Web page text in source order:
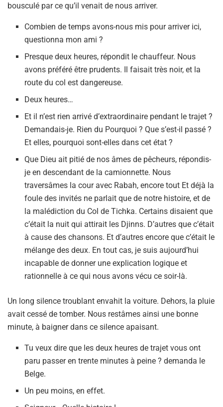
bousculé par ce qu’il venait de nous arriver.
Combien de temps avons-nous mis pour arriver ici,
questionna mon ami ?
Presque deux heures, répondit le chauffeur. Nous
avons préféré être prudents. Il faisait très noir, et la
route du col est dangereuse.
Deux heures…
Et il n’est rien arrivé d’extraordinaire pendant le trajet ?
Demandais-je. Rien du Pourquoi ? Que s’est-il passé ?
Et elles, pourquoi sont-elles dans cet état ?
Que Dieu ait pitié de nos âmes de pêcheurs, répondis-
je en descendant de la camionnette. Nous
traversâmes la cour avec Rabah, encore tout Et déjà la
foule des invités ne parlait que de notre histoire, et de
la malédiction du Col de Tichka. Certains disaient que
c’était la nuit qui attirait les Djinns. D’autres que c’était
à cause des chansons. Et d’autres encore que c’était le
mélange des deux. En tout cas, je suis aujourd’hui
incapable de donner une explication logique et
rationnelle à ce qui nous avons vécu ce soir-là.
Un long silence troublant envahit la voiture. Dehors, la pluie
avait cessé de tomber. Nous restâmes ainsi une bonne
minute, à baigner dans ce silence apaisant.
Tu veux dire que les deux heures de trajet vous ont
paru passer en trente minutes à peine ? demanda le
Belge.
Un peu moins, en effet.